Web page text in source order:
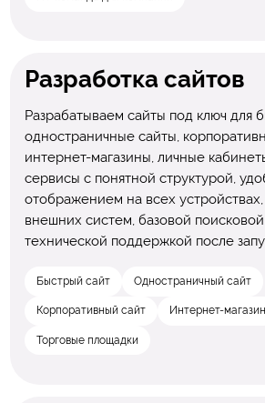
Разработка сайтов
Разрабатываем сайты под ключ для
одностраничные сайты,
интернет-магазины, личные
сервисы с понятной структурой,
отображением на всех
внешних систем, базовой
технической поддержкой после
Быстрый сайт Одностраничный сайт
Корпоративный сайт Интернет-магазин
Торговые площадки